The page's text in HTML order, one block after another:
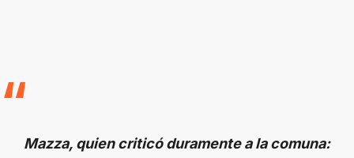
Mazza, quien criticó duramente a la comuna: